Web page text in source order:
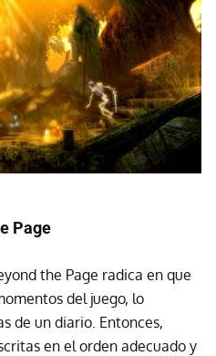
Page
the Page radica en que
del juego, lo
de un diario. Entonces,
en el orden adecuado y